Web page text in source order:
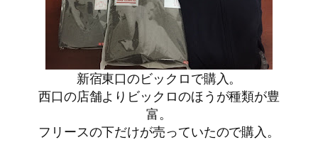
新宿東口のビックロで購入。
西口の店舗よりビックロのほうが種類が豊
富。
フリースの下だけが売っていたので購入。